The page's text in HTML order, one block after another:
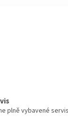
plně vybavené